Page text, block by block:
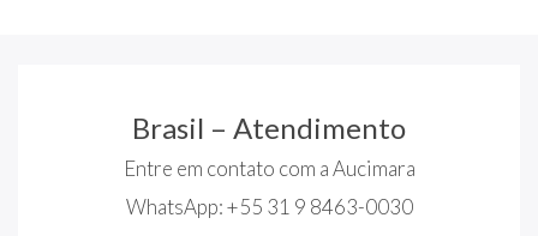
Brasil – Atendimento
Entre em contato com a Aucimara
WhatsApp: +55 31 9 8463-0030